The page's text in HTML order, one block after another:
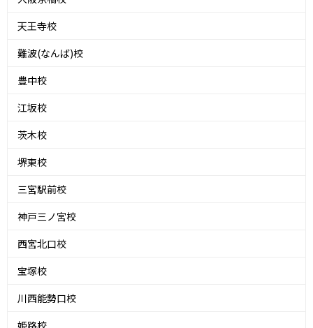
天王寺校
難波(なんば)校
豊中校
江坂校
茨木校
堺東校
三宮駅前校
神戸三ノ宮校
西宮北口校
宝塚校
川西能勢口校